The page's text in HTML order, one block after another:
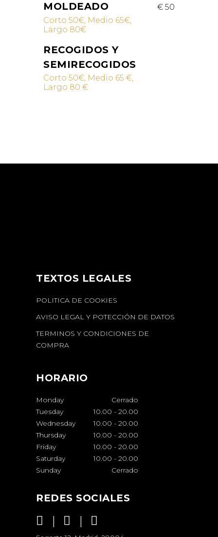
MOLDEADO
€ 50
Corto 50€, Medio 65€,
Largo 80€
RECOGIDOS Y
SEMIRECOGIDOS
Corto 50€, Medio 65 €,
Largo 80 €
TEXTOS LEGALES
POLITICA DE COOKIES
AVISO LEGAL Y POTECCIÓN DE DATOS
TERMINOS Y CONDICIONES DE
COMPRA
HORARIO
Monday
Cerrado
Tuesday
10.00 - 20.00
Wednesday
10.00 - 20.00
Thursday
10.00 - 20.00
Friday
10.00 - 20.00
Saturday
10.00 - 20.00
Sunday
Cerrado
REDES SOCIALES